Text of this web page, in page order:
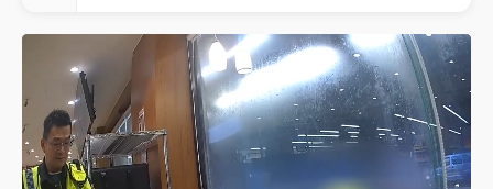
故宮《龍藏經》特展第2檔！今線上預約開賣一度塞車
周六起展出延長至晚上7時
台東農業處長涉圖利渡假村！東檢抗告成功 今重開羈
押庭
父親節泡湯了！中颱白海豚雨彈轟3天 「紅到發紫」降
▼